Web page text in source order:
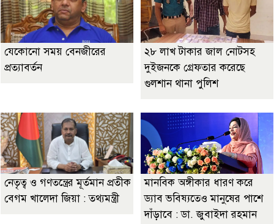
যেকোনো সময় বেনজীরের
প্রত্যাবর্তন
২৮ লাখ টাকার জাল নোটসহ
দুইজনকে গ্রেফতার করেছে
গুলশান থানা পুলিশ
নেতৃত্ব ও গণতন্ত্রের মূর্তমান প্রতীক
বেগম খালেদা জিয়া : তথ্যমন্ত্রী
মানবিক অঙ্গীকার ধারণ করে
ড্যাব ভবিষ্যতেও মানুষের পাশে
দাঁড়াবে : ডা. জুবাইদা রহমান